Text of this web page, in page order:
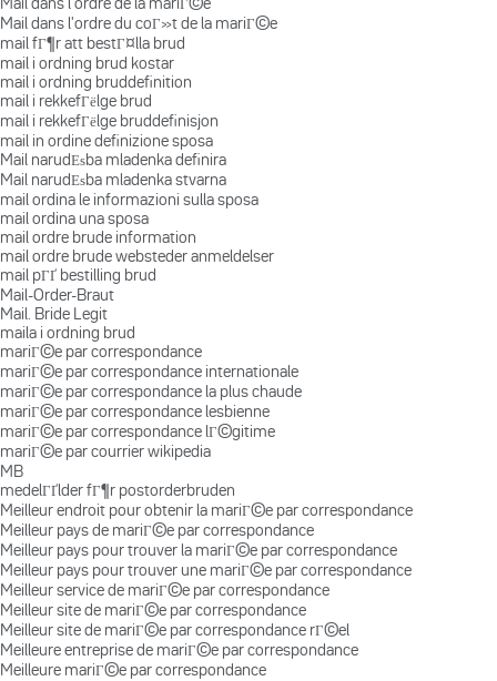
Mail dans l'ordre du coГ»t de la mariГ©e
mail fГ¶r att bestГ¤lla brud
mail i ordning brud kostar
mail i ordning bruddefinition
mail i rekkefГёlge brud
mail i rekkefГёlge bruddefinisjon
mail in ordine definizione sposa
Mail narudЕѕba mladenka definira
Mail narudЕѕba mladenka stvarna
mail ordina le informazioni sulla sposa
mail ordina una sposa
mail ordre brude information
mail ordre brude websteder anmeldelser
mail pГҐ bestilling brud
Mail-Order-Braut
Mail. Bride Legit
maila i ordning brud
mariГ©e par correspondance
mariГ©e par correspondance internationale
mariГ©e par correspondance la plus chaude
mariГ©e par correspondance lesbienne
mariГ©e par correspondance lГ©gitime
mariГ©e par courrier wikipedia
MB
medelГҐlder fГ¶r postorderbruden
Meilleur endroit pour obtenir la mariГ©e par correspondance
Meilleur pays de mariГ©e par correspondance
Meilleur pays pour trouver la mariГ©e par correspondance
Meilleur pays pour trouver une mariГ©e par correspondance
Meilleur service de mariГ©e par correspondance
Meilleur site de mariГ©e par correspondance
Meilleur site de mariГ©e par correspondance rГ©el
Meilleure entreprise de mariГ©e par correspondance
Meilleure mariГ©e par correspondance